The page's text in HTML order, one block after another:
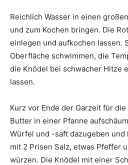
Reichlich Wasser in einen
und zum Kochen bringen. Die
einlegen und aufkochen lassen.
Oberfläche schwimmen, die
die Knödel bei schwacher Hitze
lassen.
Kurz vor Ende der Garzeit für
Butter in einer Pfanne
Würfel und -saft dazugeben
mit 2 Prisen Salz, etwas Pfeffer
würzen. Die Knödel mit einer